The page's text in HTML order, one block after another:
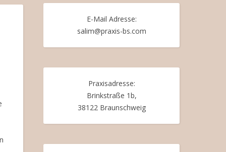
E-Mail Adresse:
salim@praxis-bs.com
Praxisadresse:
Brinkstraße 1b,
38122 Braunschweig